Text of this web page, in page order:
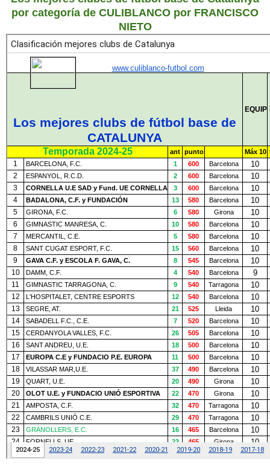
por categoría de CULIBLANCO por FRANCISCO
NIETO